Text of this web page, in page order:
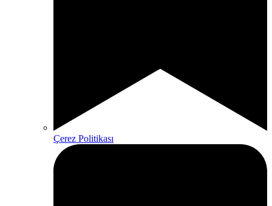
Çerez Politikası